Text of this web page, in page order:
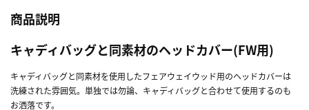
商品説明
キャディバッグと同素材のヘッドカバー(FW用)
キャディバッグと同素材を使用したフェアウェイウッド用のヘッドカバーは
洗練された雰囲気。単独では勿論、キャディバッグと合わせて使用するのも
お洒落です。